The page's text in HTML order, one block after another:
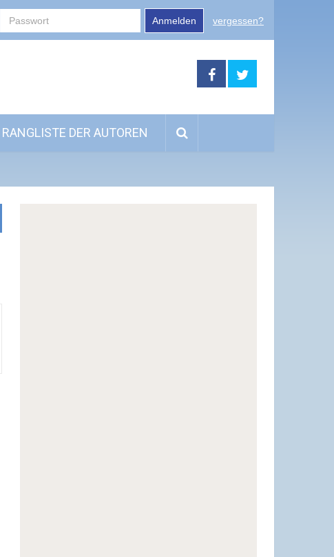
Anmelden vergessen?
RANGLISTE DER AUTOREN